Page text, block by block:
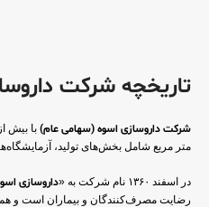
تاریخچه شرکت
شرکت داروسازی اسوه (سهامی عام)
متر مربع شامل بخش‌های تولید،
در اسفند ۱۳۶۰ نام شرکت به « داروسازی
رضایت مصرف‌کنندگان و بیماران است و